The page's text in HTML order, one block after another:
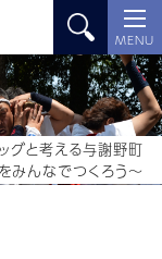
MENU
グと考える与謝野町
みんなでつくろう〜